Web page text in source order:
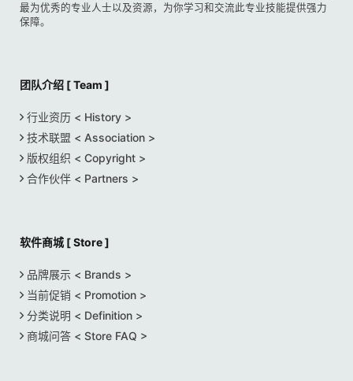
最为优秀的专业人士以及资源，为你学习和交流此专业技能提供强力
保障。
团队介绍 [ Team ]
行业资历 < History >
技术联盟 < Association >
版权组织 < Copyright >
合作伙伴 < Partners >
软件商城 [ Store ]
品牌展示 < Brands >
当前促销 < Promotion >
分类说明 < Definition >
商城问答 < Store FAQ >